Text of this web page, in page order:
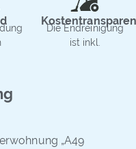
Die Endreinigung
ist inkl.
„A49